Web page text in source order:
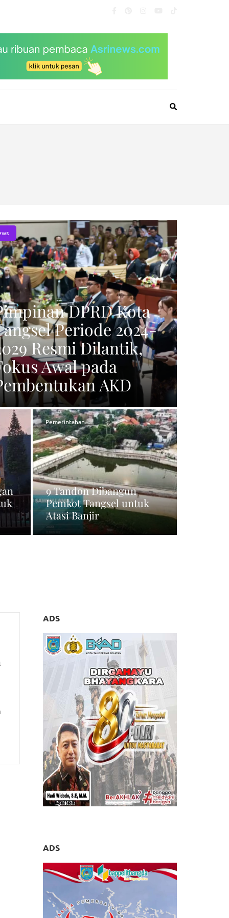
DPRD Kota
Periode 2024-
Resmi Dilantik,
Awal pada
AKD
Pemerintahan
9 Tandon Dibangun
Pemkot Tangsel untuk
Atasi Banjir
ADS
ADS